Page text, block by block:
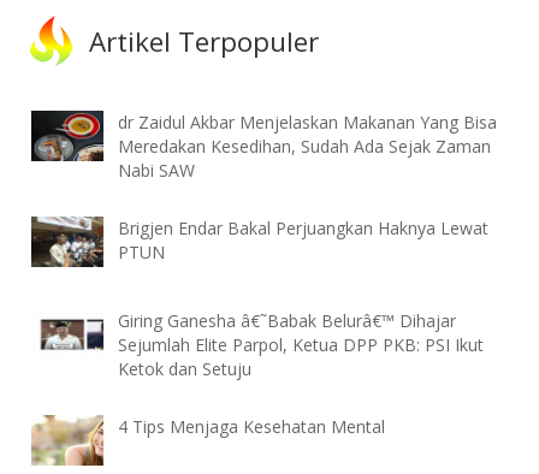
Artikel Terpopuler
dr Zaidul Akbar Menjelaskan Makanan Yang Bisa
Meredakan Kesedihan, Sudah Ada Sejak Zaman
Nabi SAW
Brigjen Endar Bakal Perjuangkan Haknya Lewat
PTUN
Giring Ganesha â€˜Babak Belurâ€™ Dihajar
Sejumlah Elite Parpol, Ketua DPP PKB: PSI Ikut
Ketok dan Setuju
4 Tips Menjaga Kesehatan Mental